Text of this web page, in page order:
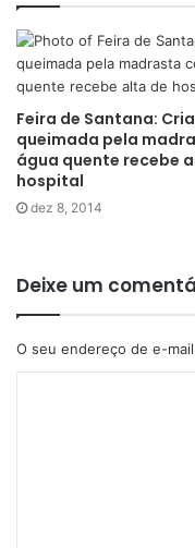
Feira de Santana:
queimada pela
água quente recebe
hospital
dez 8, 2014
Deixe um
O seu endereço de e-